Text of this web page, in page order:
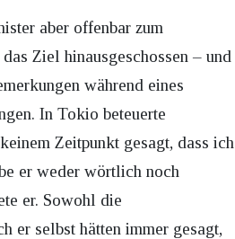
aber offenbar zum
Ziel hinausgeschossen – und
während eines
In Tokio beteuerte
Zeitpunkt gesagt, dass ich
er weder wörtlich noch
er. Sowohl die
er selbst hätten immer gesagt,